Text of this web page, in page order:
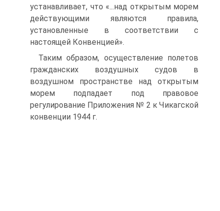
устанавливает, что «...над открытым морем
действующими являются правила,
установленные в соответствии с
настоящей Конвенцией».
Таким образом, осуществление полетов
гражданских воздушных судов в
воздушном пространстве над открытым
морем подпадает под правовое
регулирование Приложения № 2 к Чикагской
конвенции 1944 г.